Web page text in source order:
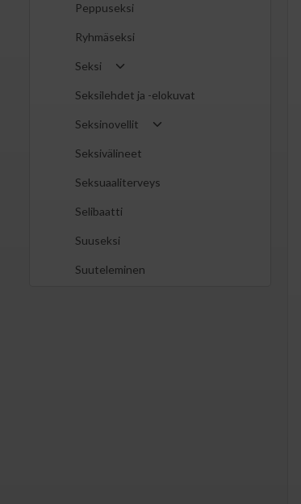
Peppuseksi
Ryhmäseksi
Seksi
Seksilehdet ja -elokuvat
Seksinovellit
Seksivälineet
Seksuaaliterveys
Selibaatti
Suuseksi
Suuteleminen